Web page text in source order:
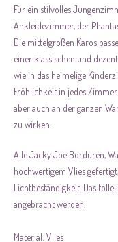
Für ein stilvolles
Ankleidezimmer, der
Die mittelgroßen Karos
einer klassischen und
wie in das heimelige
Fröhlichkeit in jedes
aber auch an der ganzen
zu wirken.
Alle Jacky Joe Bordüren,
hochwertigem Vlies
Lichtbeständigkeit. Das tolle
angebracht werden.
Material: Vlies